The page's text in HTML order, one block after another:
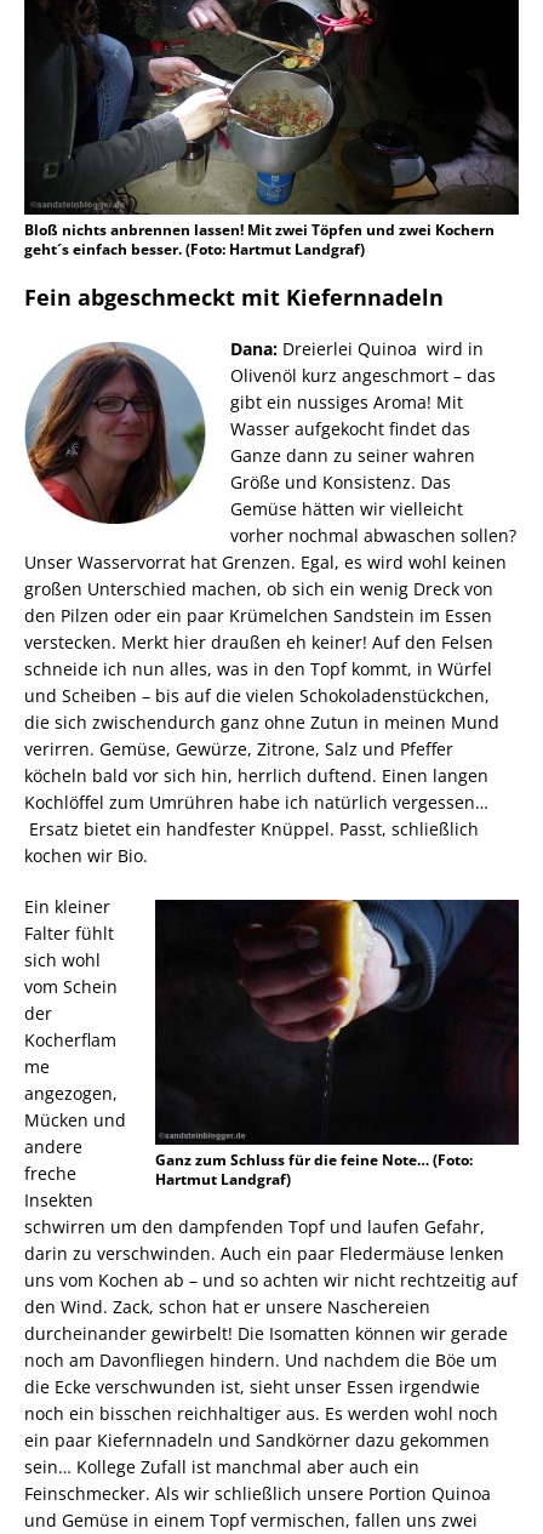
Bloß nichts anbrennen lassen! Mit zwei Töpfen und zwei Kochern
geht´s einfach besser. (Foto: Hartmut Landgraf)
Fein abgeschmeckt mit Kiefernnadeln
Dana: Dreierlei Quinoa wird in
Olivenöl kurz angeschmort – das
gibt ein nussiges Aroma! Mit
Wasser aufgekocht findet das
Ganze dann zu seiner wahren
Größe und Konsistenz. Das
Gemüse hätten wir vielleicht
vorher nochmal abwaschen sollen?
Unser Wasservorrat hat Grenzen. Egal, es wird wohl keinen
großen Unterschied machen, ob sich ein wenig Dreck von
den Pilzen oder ein paar Krümelchen Sandstein im Essen
verstecken. Merkt hier draußen eh keiner! Auf den Felsen
schneide ich nun alles, was in den Topf kommt, in Würfel
und Scheiben – bis auf die vielen Schokoladenstückchen,
die sich zwischendurch ganz ohne Zutun in meinen Mund
verirren. Gemüse, Gewürze, Zitrone, Salz und Pfeffer
köcheln bald vor sich hin, herrlich duftend. Einen langen
Kochlöffel zum Umrühren habe ich natürlich vergessen…
Ersatz bietet ein handfester Knüppel. Passt, schließlich
kochen wir Bio.
Ganz zum Schluss für die feine Note… (Foto:
Hartmut Landgraf)
Ein kleiner
Falter fühlt
sich wohl
vom Schein
der
Kocherflam
me
angezogen,
Mücken und
andere
freche
Insekten
schwirren um den dampfenden Topf und laufen Gefahr,
darin zu verschwinden. Auch ein paar Fledermäuse lenken
uns vom Kochen ab – und so achten wir nicht rechtzeitig auf
den Wind. Zack, schon hat er unsere Naschereien
durcheinander gewirbelt! Die Isomatten können wir gerade
noch am Davonfliegen hindern. Und nachdem die Böe um
die Ecke verschwunden ist, sieht unser Essen irgendwie
noch ein bisschen reichhaltiger aus. Es werden wohl noch
ein paar Kiefernnadeln und Sandkörner dazu gekommen
sein… Kollege Zufall ist manchmal aber auch ein
Feinschmecker. Als wir schließlich unsere Portion Quinoa
und Gemüse in einem Topf vermischen, fallen uns zwei